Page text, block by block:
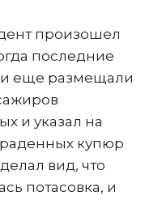
произошел
последние
еще размещали
и указал на
купюр
вид, что
потасовка, и